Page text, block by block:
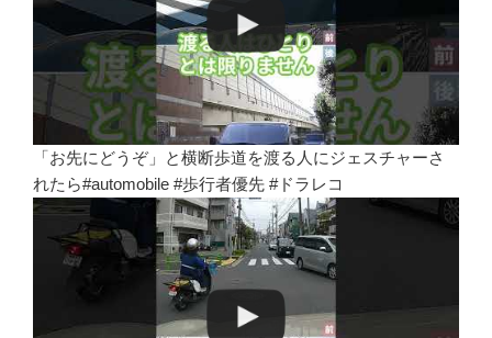
「お先にどうぞ」と横断歩道を渡る人にジェスチャーさ
れたら#automobile #歩行者優先 #ドラレコ